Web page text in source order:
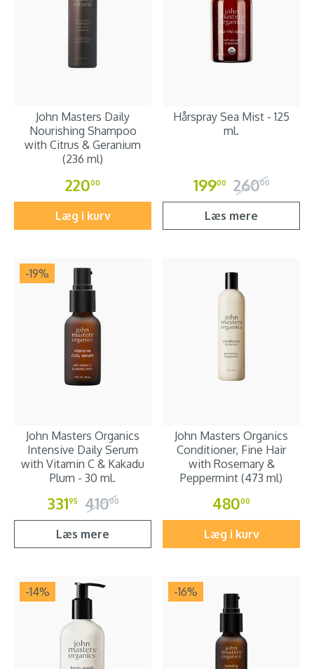
John Masters Daily
Nourishing Shampoo
with Citrus & Geranium
(236 ml)
22000
Læg i kurv
Hårspray Sea Mist - 125
ml.
19900 26000
Læs mere
-19%
John Masters Organics
Intensive Daily Serum
with Vitamin C & Kakadu
Plum - 30 ml.
33195 41000
Læs mere
John Masters Organics
Conditioner, Fine Hair
with Rosemary &
Peppermint (473 ml)
48000
Læg i kurv
-14% -16%